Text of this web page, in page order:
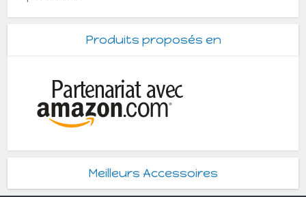
Produits proposés en
Meilleurs Accessoires